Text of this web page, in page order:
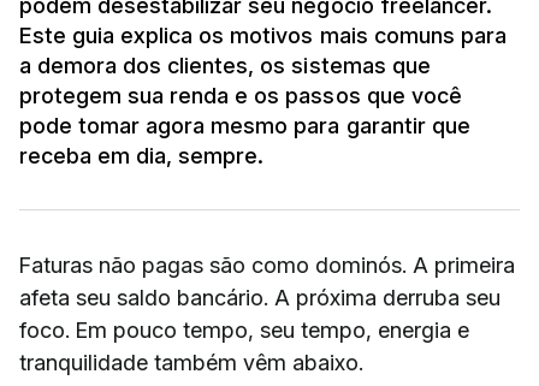
podem desestabilizar seu negócio freelancer.
Este guia explica os motivos mais comuns para
a demora dos clientes, os sistemas que
protegem sua renda e os passos que você
pode tomar agora mesmo para garantir que
receba em dia, sempre.
Faturas não pagas são como dominós. A primeira
afeta seu saldo bancário. A próxima derruba seu
foco. Em pouco tempo, seu tempo, energia e
tranquilidade também vêm abaixo.